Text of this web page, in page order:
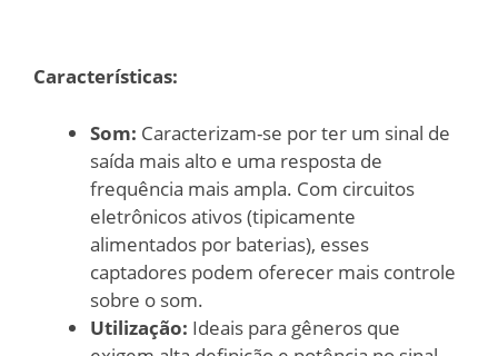
Características:
Som: Caracterizam-se por ter um sinal de
saída mais alto e uma resposta de
frequência mais ampla. Com circuitos
eletrônicos ativos (tipicamente
alimentados por baterias), esses
captadores podem oferecer mais controle
sobre o som.
Utilização: Ideais para gêneros que